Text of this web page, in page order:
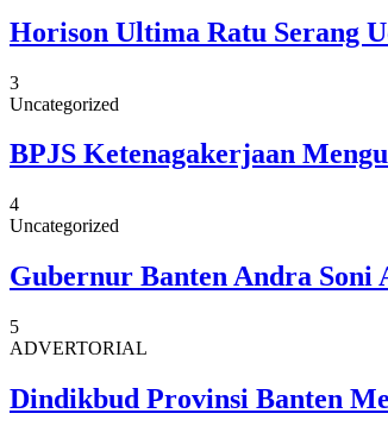
Horison Ultima Ratu Serang
3
Uncategorized
BPJS Ketenagakerjaan
4
Uncategorized
Gubernur Banten Andra Soni
5
ADVERTORIAL
Dindikbud Provinsi Banten